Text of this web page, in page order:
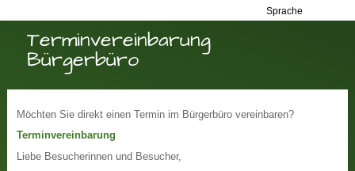
Sprache
Terminvereinbarung
Bürgerbüro
Möchten Sie direkt einen Termin im Bürgerbüro vereinbaren?
Terminvereinbarung
Liebe Besucherinnen und Besucher,